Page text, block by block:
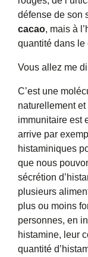
défense de son
cacao, mais à
quantité dans le
Vous allez me
C’est une
naturellement
immunitaire est
arrive par
histaminiques
que nous
sécrétion
plusieurs
plus ou moins
personnes, en
histamine, leur
quantité